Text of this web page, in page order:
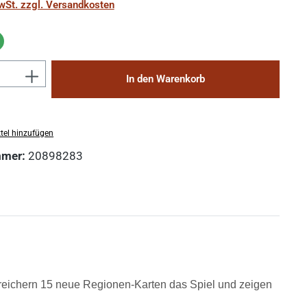
zzgl. Versandkosten
Anzahl: Gib den gewünschten Wert
In den Warenkorb
hinzufügen
20898283
15 neue Regionen-Karten das Spiel und zeigen